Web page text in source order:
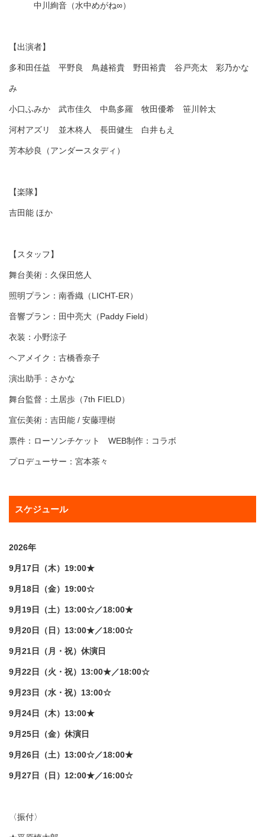
中川絢音（水中めがね∞）
【出演者】
多和田任益 平野良 鳥越裕貴 野田裕貴 谷戸亮太 彩乃かな
み
小口ふみか 武市佳久 中島多羅 牧田優希 笹川幹太
河村アズリ 並木柊人 長田健生 白井もえ
芳本紗良（アンダースタディ）
【楽隊】
吉田能 ほか
【スタッフ】
舞台美術：久保田悠人
照明プラン：南香織（LICHT-ER）
音響プラン：田中亮大（Paddy Field）
衣装：小野涼子
ヘアメイク：古橋香奈子
演出助手：さかな
舞台監督：土居歩（7th FIELD）
宣伝美術：吉田能 / 安藤理樹
票件：ローソンチケット WEB制作：コラボ
プロデューサー：宮本茶々
スケジュール
2026年
9月17日（木）19:00★
9月18日（金）19:00☆
9月19日（土）13:00☆／18:00★
9月20日（日）13:00★／18:00☆
9月21日（月・祝）休演日
9月22日（火・祝）13:00★／18:00☆
9月23日（水・祝）13:00☆
9月24日（木）13:00★
9月25日（金）休演日
9月26日（土）13:00☆／18:00★
9月27日（日）12:00★／16:00☆
〈振付〉